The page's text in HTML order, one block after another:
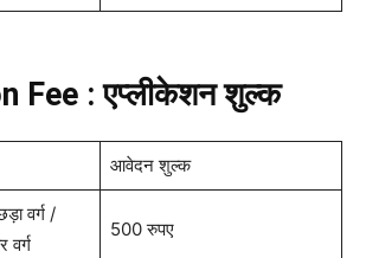
Fee : एप्लीकेशन शुल्क
आवेदन शुल्क
वर्ग /
वर्ग
500 रुपए